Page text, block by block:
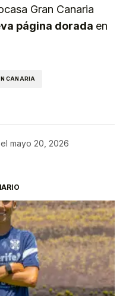
Gran Canaria
página dorada en
CANARIA
mayo 20, 2026